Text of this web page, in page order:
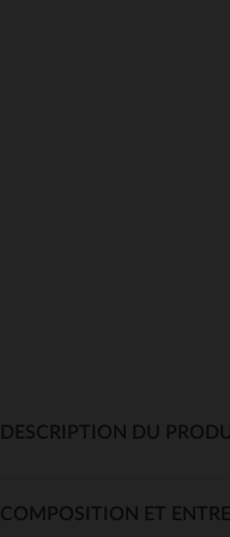
DESCRIPTION DU
COMPOSITION ET